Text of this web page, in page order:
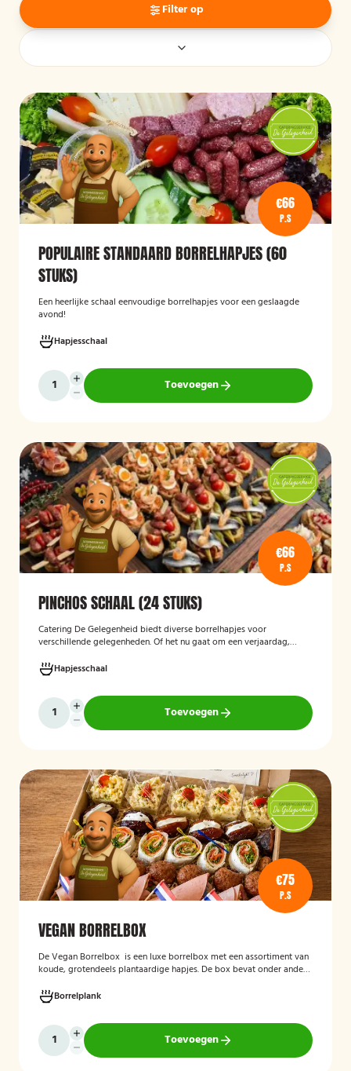
Filter op
€66
P.S
POPULAIRE STANDAARD BORRELHAPJES (60
STUKS)
Een heerlijke schaal eenvoudige borrelhapjes voor een geslaagde
avond!
Hapjesschaal
Toevoegen
€66
P.S
PINCHOS SCHAAL (24 STUKS)
Catering De Gelegenheid biedt diverse borrelhapjes voor
verschillende gelegenheden. Of het nu gaat om een verjaardag,
Hieronder ziet u een selectie uit ons aanbod. De Poncho's schaal is
geschikt voor maximaal 6 personen
Hapjesschaal
Toevoegen
€75
P.S
VEGAN BORRELBOX
DeVegan Borrelbox is een luxe borrelbox met een assortiment van
koude, grotendeels plantaardige hapjes. De box bevat onder andere
groenten, crostini’s en andere smaakvolle borrelhapjes die direct
serveerklaar zijn voor een feest, borrel of bijeenkomst.
Borrelplank
Toevoegen